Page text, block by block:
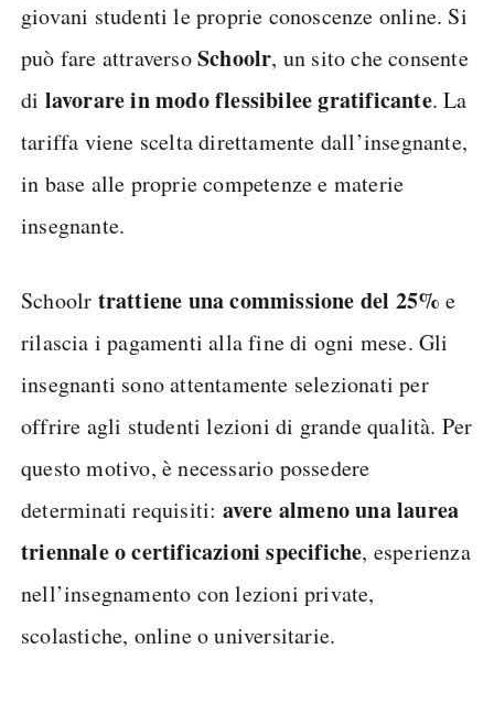
giovani studenti le proprie conoscenze online. Si
può fare attraversoSchoolr, un sito che consente
di lavorare in modo flessibilee gratificante. La
tariffa viene scelta direttamente dall’insegnante,
in base alle proprie competenze e materie
insegnante.
Schoolr trattiene una commissione del 25% e
rilascia i pagamenti alla fine di ogni mese. Gli
insegnanti sono attentamente selezionati per
offrire agli studenti lezioni di grande qualità. Per
questo motivo, è necessario possedere
determinati requisiti: avere almeno una laurea
triennale o certificazioni specifiche, esperienza
nell’insegnamento con lezioni private,
scolastiche, online o universitarie.